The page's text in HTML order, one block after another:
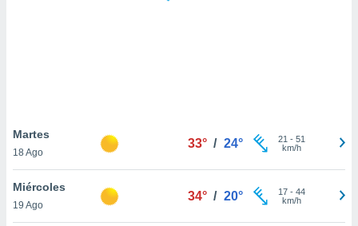
únicos
similares
como
Martes
18 Ago
33° / 24° 21 - 51
km/h
Miércoles
19 Ago
34° / 20° 17- 44
km/h